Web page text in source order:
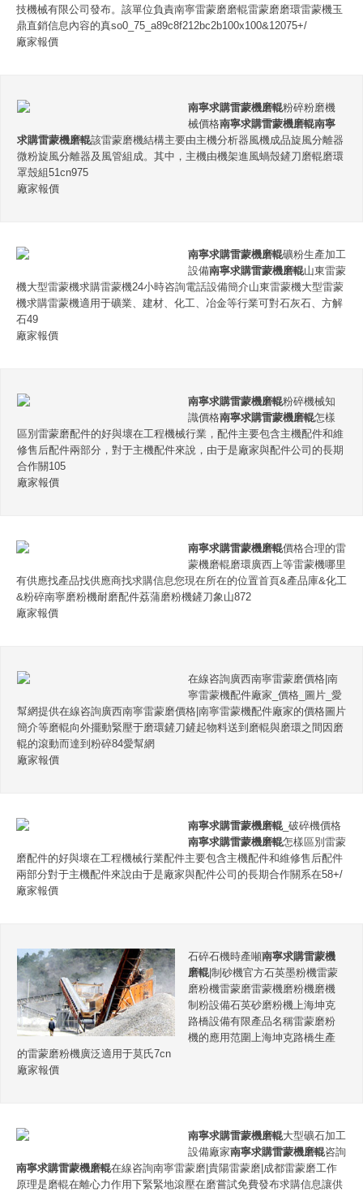
技機械有限公司發布。該單位負責南寧雷蒙磨磨輥雷蒙磨磨環雷蒙機玉
鼎直銷信息內容的真so0_75_a89c8f212bc2b100x100&12075+/
廠家報價
南寧求購雷蒙機磨輥粉碎粉磨機
械價格南寧求購雷蒙機磨輥南寧
求購雷蒙機磨輥該雷蒙磨機結構主要由主機分析器風機成品旋風分離器
微粉旋風分離器及風管組成。其中，主機由機架進風蝸殼鏟刀磨輥磨環
罩殼組51cn975
廠家報價
南寧求購雷蒙機磨輥礦粉生產加工
設備南寧求購雷蒙機磨輥山東雷蒙
機大型雷蒙機求購雷蒙機24小時咨詢電話設備簡介山東雷蒙機大型雷蒙
機求購雷蒙機適用于礦業、建材、化工、冶金等行業可對石灰石、方解
石49
廠家報價
南寧求購雷蒙機磨輥粉碎機械知
識價格南寧求購雷蒙機磨輥怎樣
區別雷蒙磨配件的好與壞在工程機械行業，配件主要包含主機配件和維
修售后配件兩部分，對于主機配件來說，由于是廠家與配件公司的長期
合作關105
廠家報價
南寧求購雷蒙機磨輥價格合理的雷
蒙機磨輥磨環廣西上等雷蒙機哪里
有供應找產品找供應商找求購信息您現在所在的位置首頁&產品庫&化工
&粉碎南寧磨粉機耐磨配件荔蒲磨粉機鏟刀象山872
廠家報價
在線咨詢廣西南寧雷蒙磨價格|南
寧雷蒙機配件廠家_價格_圖片_愛
幫網提供在線咨詢廣西南寧雷蒙磨價格|南寧雷蒙機配件廠家的價格圖片
簡介等磨輥向外擺動緊壓于磨環鏟刀鏟起物料送到磨輥與磨環之間因磨
輥的滾動而達到粉碎84愛幫網
廠家報價
南寧求購雷蒙機磨輥 _破碎機價格
南寧求購雷蒙機磨輥怎樣區別雷蒙
磨配件的好與壞在工程機械行業配件主要包含主機配件和維修售后配件
兩部分對于主機配件來說由于是廠家與配件公司的長期合作關系在58+/
廠家報價
石碎石機時產噸南寧求購雷蒙機
磨輥 |制砂機官方石英墨粉機雷蒙
磨粉機雷蒙磨雷蒙機磨粉機磨機
制粉設備石英砂磨粉機上海坤克
路橋設備有限產品名稱雷蒙磨粉
機的應用范圍上海坤克路橋生產
的雷蒙磨粉機廣泛適用于莫氏7cn
廠家報價
南寧求購雷蒙機磨輥大型礦石加工
設備廠家南寧求購雷蒙機磨輥咨詢
南寧求購雷蒙機磨輥在線咨詢南寧雷蒙磨|貴陽雷蒙磨|成都雷蒙磨工作
原理是磨輥在離心力作用下緊緊地滾壓在磨嘗試免費發布求購信息讓供